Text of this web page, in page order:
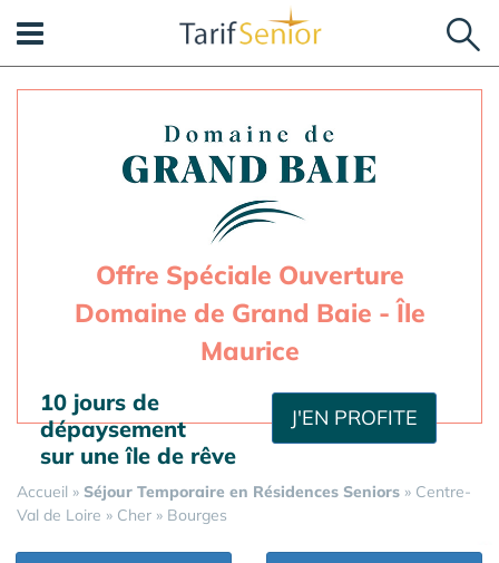
Offre Spéciale Ouverture
Domaine de Grand Baie - Île
Maurice
J'EN PROFITE
10 jours de
dépaysement
sur une île de rêve
Accueil » Séjour Temporaire en Résidences Seniors » Centre-
Val de Loire » Cher » Bourges